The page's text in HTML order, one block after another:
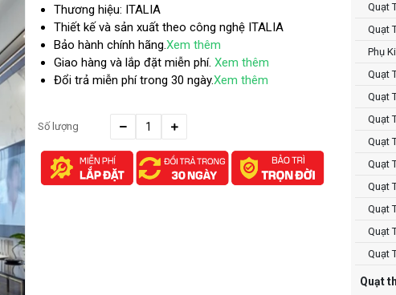
Thương hiệu: ITALIA
Thiết kế và sản xuất theo công nghệ ITALIA
Bảo hành chính hãng.Xem thêm
Giao hàng và lắp đặt miễn phí. Xem thêm
Đổi trả miễn phí trong 30 ngày.Xem thêm
Số lượng
Quạt
Quạt
Phụ
Quạt
Quạt
Quạt
Quạt
Quạt
Quạt
Quạt
Quạt
Quạt
Quạt